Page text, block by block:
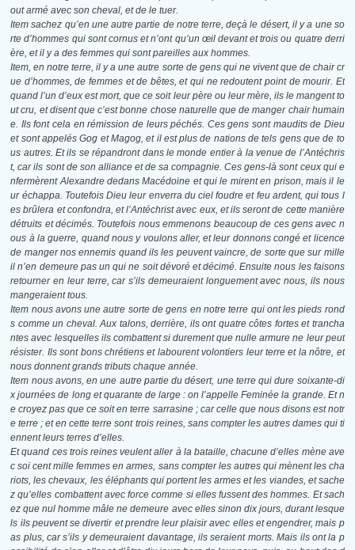
out armé avec son cheval, et de le tuer.
Item sachez qu’en une autre partie de notre terre, deçà le désert, il y a une so
rte d’hommes qui sont cornus et n’ont qu’un œil devant et trois ou quatre derri
ère, et il y a des femmes qui sont pareilles aux hommes.
Item, en notre terre, il y a une autre sorte de gens qui ne vivent que de chair cr
ue d’hommes, de femmes et de bêtes, et qui ne redoutent point de mourir. Et
quand l’un d’eux est mort, que ce soit leur père ou leur mère, ils le mangent to
ut cru, et disent que c’est bonne chose naturelle que de manger chair humain
e. Ils font cela en rémission de leurs péchés. Ces gens sont maudits de Dieu
et sont appelés Gog et Magog, et il est plus de nations de tels gens que de to
us autres. Et ils se répandront dans le monde entier à la venue de l’Antéchris
t, car ils sont de son alliance et de sa compagnie. Ces gens-là sont ceux qui e
nfermèrent Alexandre dedans Macédoine et qui le mirent en prison, mais il le
ur échappa. Toutefois Dieu leur enverra du ciel foudre et feu ardent, qui tous l
es brûlera et confondra, et l’Antéchrist avec eux, et ils seront de cette manière
détruits et décimés. Toutefois nous emmenons beaucoup de ces gens avec n
ous à la guerre, quand nous y voulons aller, et leur donnons congé et licence
de manger nos ennemis quand ils les peuvent vaincre, de sorte que sur mille
il n’en demeure pas un qui ne soit dévoré et décimé. Ensuite nous les faisons
retourner en leur terre, car s’ils demeuraient longuement avec nous, ils nous
mangeraient tous.
Item nous avons une autre sorte de gens en notre terre qui ont les pieds rond
s comme un cheval. Aux talons, derrière, ils ont quatre côtes fortes et trancha
ntes avec lesquelles ils combattent si durement que nulle armure ne leur peut
résister. Ils sont bons chrétiens et labourent volontiers leur terre et la nôtre, et
nous donnent grands tributs chaque année.
Item nous avons, en une autre partie du désert, une terre qui dure soixante-di
x journées de long et quarante de large : on l’appelle Feminée la grande. Et n
e croyez pas que ce soit en terre sarrasine ; car celle que nous disons est notr
e terre ; et en cette terre sont trois reines, sans compter les autres dames qui ti
ennent leurs terres d’elles.
Et quand ces trois reines veulent aller à la bataille, chacune d’elles mène ave
c soi cent mille femmes en armes, sans compter les autres qui mènent les cha
riots, les chevaux, les éléphants qui portent les armes et les viandes, et sache
z qu’elles combattent avec force comme si elles fussent des hommes. Et sach
ez que nul homme mâle ne demeure avec elles sinon dix jours, durant lesque
ls ils peuvent se divertir et prendre leur plaisir avec elles et engendrer, mais p
as plus, car s’ils y demeuraient davantage, ils seraient morts. Mais ils ont la p